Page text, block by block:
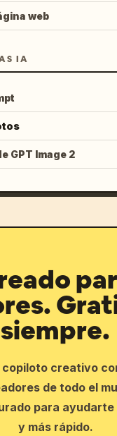
web
IA
GPT Image 2
siempre.
copiloto creativo
de todo el
para ayudarte
y más rápido.